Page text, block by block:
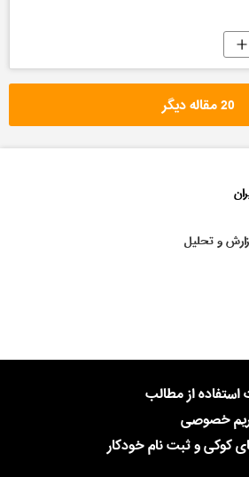
20 مقاله دیگر
و تحلیل
استفاده از مطالب
خصوصی
کوکی و ثبت نام خودکار